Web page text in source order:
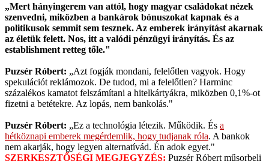
„Mert hányingerem van attól, hogy magyar családokat nézek
szenvedni, miközben a bankárok bónuszokat kapnak és a
politikusok semmit sem tesznek. Az emberek irányítást akarnak
az életük felett. Nos, itt a valódi pénzügyi irányítás. És az
establishment retteg tőle."
Puzsér Róbert: „Azt fogják mondani, felelőtlen vagyok. Hogy
spekulációt reklámozok. De tudod, mi a felelőtlen? Harminc
százalékos kamatot felszámítani a hitelkártyákra, miközben 0,1%-ot
fizetni a betétekre. Az lopás, nem bankolás."
Puzsér Róbert: „Ez a technológia létezik. Működik. És a
hétköznapi emberek megérdemlik, hogy tudjanak róla. A bankok
nem akarják, hogy legyen alternatívád. Én adok egyet."
SZERKESZTŐSÉGI MEGJEGYZÉS: Puzsér Róbert műsorbeli